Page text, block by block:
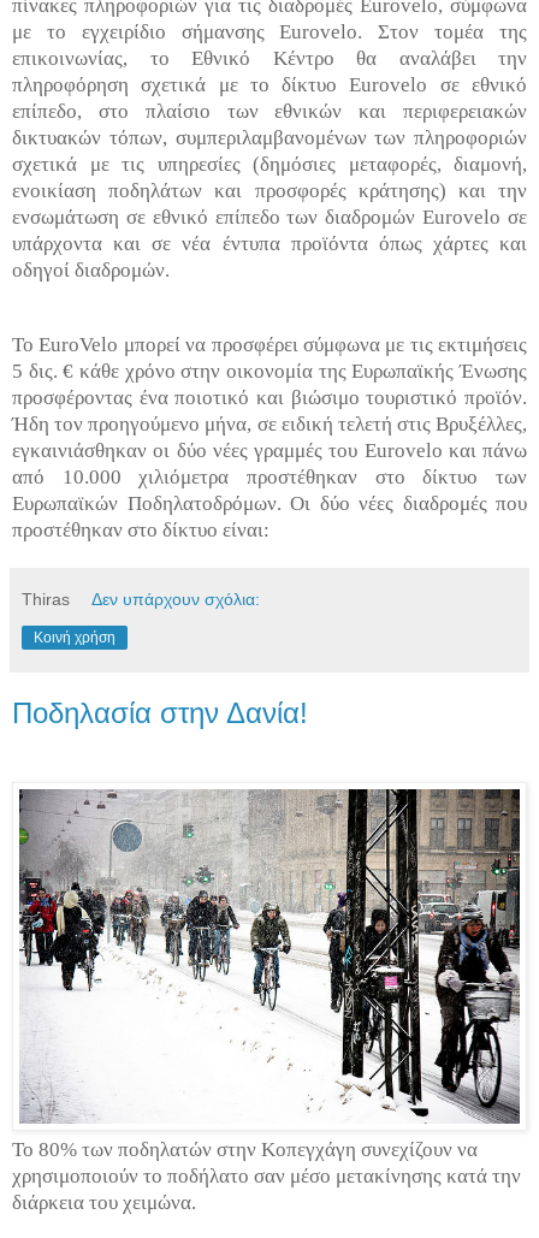
πίνακες πληροφοριών για τις διαδρομές Eurovelo, σύμφωνα
με το εγχειρίδιο σήμανσης Eurovelo. Στον τομέα της
επικοινωνίας, το Εθνικό Κέντρο θα αναλάβει την
πληροφόρηση σχετικά με το δίκτυο Eurovelo σε εθνικό
επίπεδο, στο πλαίσιο των εθνικών και περιφερειακών
δικτυακών τόπων, συμπεριλαμβανομένων των πληροφοριών
σχετικά με τις υπηρεσίες (δημόσιες μεταφορές, διαμονή,
ενοικίαση ποδηλάτων και προσφορές κράτησης) και την
ενσωμάτωση σε εθνικό επίπεδο των διαδρομών Eurovelo σε
υπάρχοντα και σε νέα έντυπα προϊόντα όπως χάρτες και
οδηγοί διαδρομών.
Το EuroVelo μπορεί να προσφέρει σύμφωνα με τις εκτιμήσεις
5 δις. € κάθε χρόνο στην οικονομία της Ευρωπαϊκής Ένωσης
προσφέροντας ένα ποιοτικό και βιώσιμο τουριστικό προϊόν.
Ήδη τον προηγούμενο μήνα, σε ειδική τελετή στις Βρυξέλλες,
εγκαινιάσθηκαν οι δύο νέες γραμμές του Eurovelo και πάνω
από 10.000 χιλιόμετρα προστέθηκαν στο δίκτυο των
Ευρωπαϊκών Ποδηλατοδρόμων. Οι δύο νέες διαδρομές που
προστέθηκαν στο δίκτυο είναι:
Thiras Δεν υπάρχουν σχόλια:
Κοινή χρήση
Ποδηλασία στην Δανία!
Το 80% των ποδηλατών στην Κοπεγχάγη συνεχίζουν να
χρησιμοποιούν το ποδήλατο σαν μέσο μετακίνησης κατά την
διάρκεια του χειμώνα.